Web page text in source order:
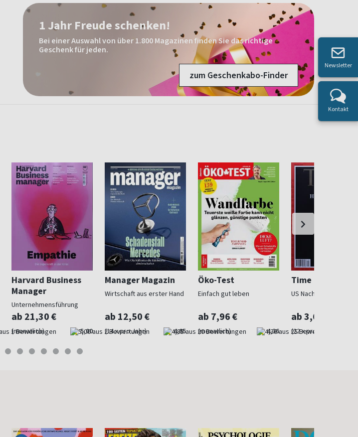
1 Jahr Freude schenken!
Bei einer Auswahl von über 1.800 Magazinen finden Sie das richtige
Geschenk für jeden.
zum Geschenkabo-Finder
Harvard Business
Manager
Unternehmensführung
ab 21,30 €
(monatlich) 5,00
Manager Magazin
Wirtschaft aus erster Hand
ab 12,50 €
(14 x pro Jahr) 4,85
Öko-Test
Einfach gut leben
ab 7,96 €
(monatlich) 4,36
Time Magazine
US
ab 3,63 €
(22 x pro Jahr)
Newsletter
Kontakt